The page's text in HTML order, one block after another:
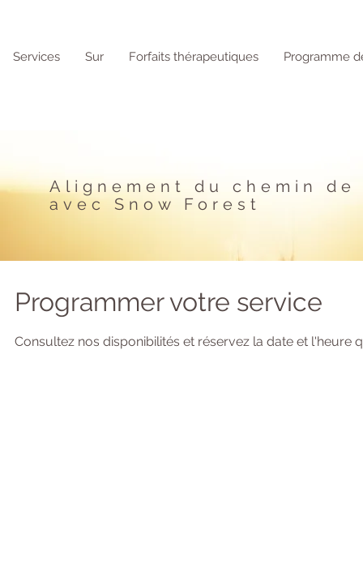
Services Sur Forfaits thérapeutiques Programme
Programmer votre service
Consultez nos disponibilités et réservez la date et l'heure
Alignement du chemin
avec Snow Forest